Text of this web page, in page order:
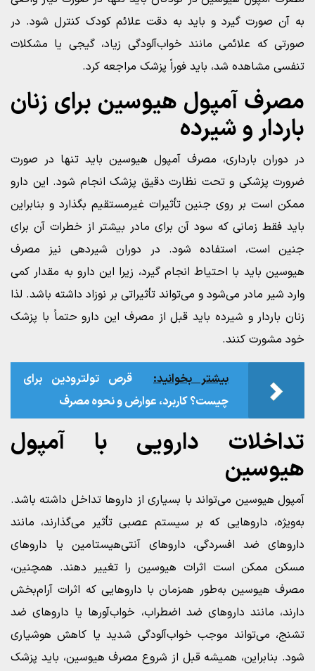
به آن صورت گیرد و باید به دقت علائم کودک کنترل شود. در
صورتی که علائمی مانند خواب‌آلودگی زیاد، گیجی یا مشکلات
تنفسی مشاهده شد، باید فوراً پزشک مراجعه کرد.
مصرف آمپول هیوسین برای زنان
باردار و شیرده
در دوران بارداری، مصرف آمپول هیوسین باید تنها در صورت
ضرورت پزشکی و تحت نظارت دقیق پزشک انجام شود. این دارو
ممکن است بر روی جنین تأثیرات غیرمستقیم بگذارد و بنابراین
باید فقط زمانی که سود آن برای مادر بیشتر از خطرات آن برای
جنین است، استفاده شود. در دوران شیردهی نیز مصرف
هیوسین باید با احتیاط انجام گیرد، زیرا این دارو به مقدار کمی
وارد شیر مادر می‌شود و می‌تواند تأثیراتی بر نوزاد داشته باشد. لذا
زنان باردار و شیرده باید قبل از مصرف این دارو حتماً با پزشک
خود مشورت کنند.
بیشتر بخوانید:
قرص تولترودین برای
چیست؟ کاربرد، عوارض و نحوه مصرف
تداخلات دارویی با آمپول
هیوسین
آمپول هیوسین می‌تواند با بسیاری از داروها تداخل داشته باشد.
به‌ویژه، داروهایی که بر سیستم عصبی تأثیر می‌گذارند، مانند
داروهای ضد افسردگی، داروهای آنتی‌هیستامین یا داروهای
مسکن ممکن است اثرات هیوسین را تغییر دهند. همچنین،
مصرف هیوسین به‌طور همزمان با داروهایی که اثرات آرام‌بخش
دارند، مانند داروهای ضد اضطراب، خواب‌آورها یا داروهای ضد
تشنج، می‌تواند موجب خواب‌آلودگی شدید یا کاهش هوشیاری
شود. بنابراین، همیشه قبل از شروع مصرف هیوسین، باید پزشک